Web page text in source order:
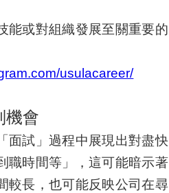
能或對組織發展至關重要的
usulacareer/
機會
面試」過程中展現出對盡快
職時間等」，這可能暗示著
較長，也可能反映公司在尋